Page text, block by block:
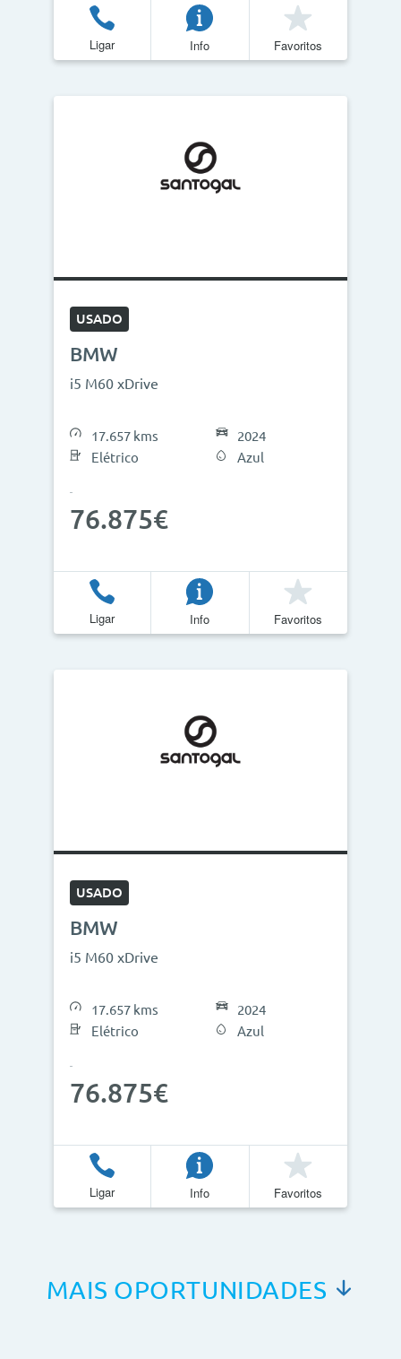
Ligar Info Favoritos
USADO
BMW
i5 M60 xDrive
17.657 kms
Elétrico
2024
Azul
76.875€
Ligar Info Favoritos
USADO
BMW
i5 M60 xDrive
17.657 kms
Elétrico
2024
Azul
76.875€
Ligar Info Favoritos
MAIS OPORTUNIDADES